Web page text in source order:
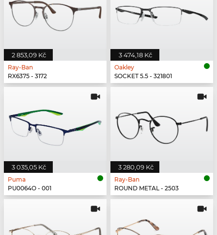
2 853,09 Kč
Ray-Ban
RX6375 - 3172
3 474,18 Kč
Oakley
SOCKET 5.5 - 321801
3 035,05 Kč
Puma
PU0064O - 001
3 280,09 Kč
Ray-Ban
ROUND METAL - 2503